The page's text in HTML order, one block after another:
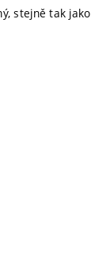
stejně tak jako